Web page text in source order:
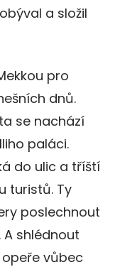
a složil
pro
dnů.
se nachází
paláci.
do ulic a tříští
turistů. Ty
poslechnout
shlédnout
vůbec